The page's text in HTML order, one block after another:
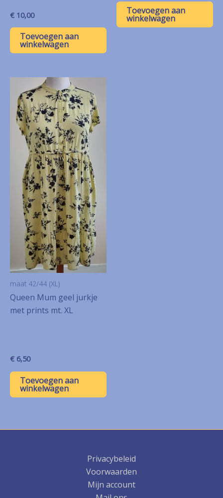
€ 10,00
Toevoegen aan
winkelwagen
Toevoegen aan
winkelwagen
maat 42/44 (XL)
Queen Mum geel jurkje
met prints mt. XL
€ 6,50
Toevoegen aan
winkelwagen
Privacybeleid
Voorwaarden
Mijn account